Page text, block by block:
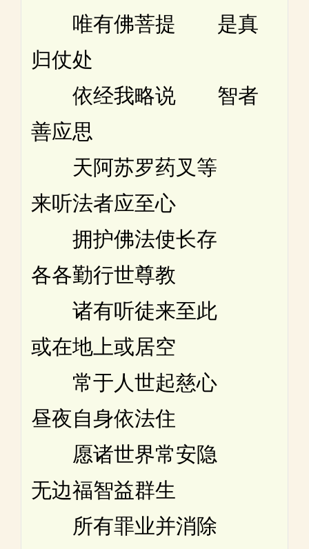
唯有佛菩提 是真
归仗处
依经我略说 智者
善应思
天阿苏罗药叉等
来听法者应至心
拥护佛法使长存
各各勤行世尊教
诸有听徒来至此
或在地上或居空
常于人世起慈心
昼夜自身依法住
愿诸世界常安隐
无边福智益群生
所有罪业并消除